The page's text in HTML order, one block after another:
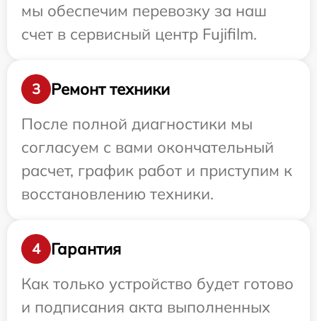
мы обеспечим перевозку за наш
счет в сервисный центр Fujifilm.
3
Ремонт техники
После полной диагностики мы
согласуем с вами окончательный
расчет, график работ и приступим к
восстановлению техники.
4
Гарантия
Как только устройство будет готово
и подписания акта выполненных